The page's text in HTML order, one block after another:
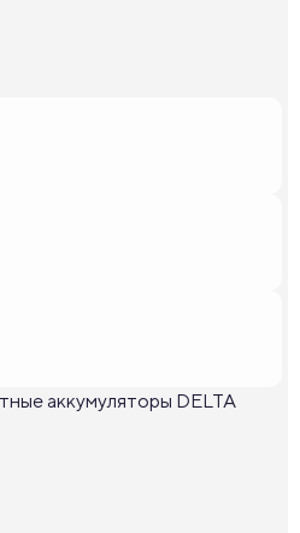
аккумуляторы DELTA